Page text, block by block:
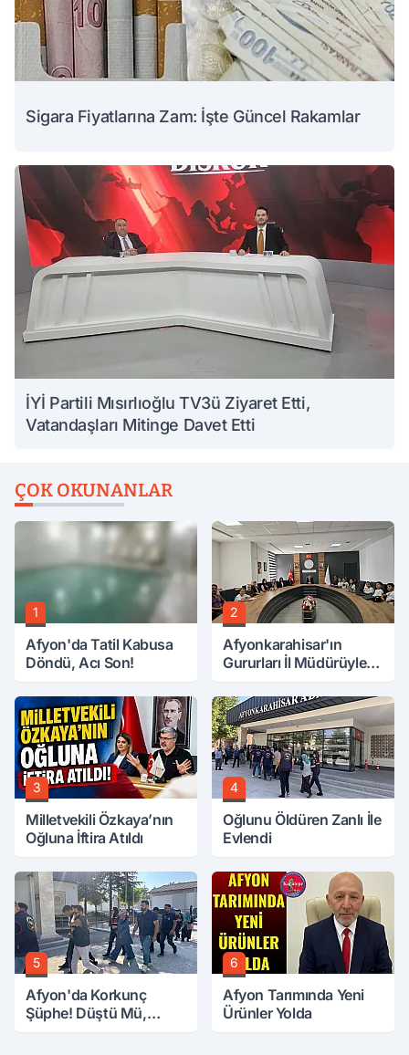
Sigara Fiyatlarına Zam: İşte Güncel Rakamlar
İYİ Partili Mısırlıoğlu TV3ü Ziyaret Etti,
Vatandaşları Mitinge Davet Etti
ÇOK OKUNANLAR
1
Afyon'da Tatil Kabusa
Döndü, Acı Son!
2
Afyonkarahisar'ın
Gururları İl Müdürüyle
3
Milletvekili Özkaya’nın
Oğluna İftira Atıldı
4
Oğlunu Öldüren Zanlı İle
Evlendi
5
Afyon'da Korkunç
Şüphe! Düştü Mü,
6
Afyon Tarımında Yeni
Ürünler Yolda